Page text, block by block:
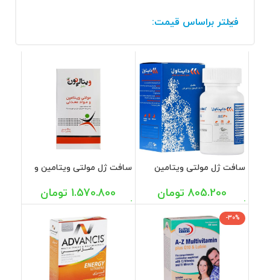
فیلتر براساس قیمت:
سافت ژل مولتی ویتامین
805.200 تومان
سافت ژل مولتی ویتامین و
1.570.800 تومان
-30%